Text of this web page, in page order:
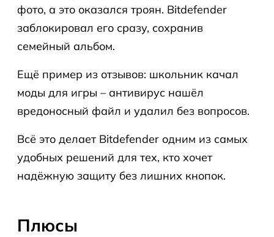
фото, а это оказался троян. Bitdefender
заблокировал его сразу, сохранив
семейный альбом.
Ещё пример из отзывов: школьник качал
моды для игры – антивирус нашёл
вредоносный файл и удалил без вопросов.
Всё это делает Bitdefender одним из самых
удобных решений для тех, кто хочет
надёжную защиту без лишних кнопок.
Плюсы